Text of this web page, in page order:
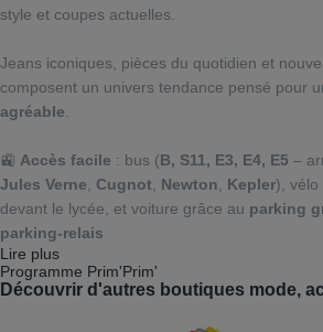
style et coupes actuelles.
Jeans iconiques, pièces du quotidien et
composent un univers tendance pensé pour
agréable
🚉 Accès facile : bus (B, S11, E3, E4, E5 –
Jules Verne
Cugnot Newton Kepler), vélo
devant le lycée, et voiture grâce au parking
parking‑relais
Lire plus
Programme Prim'Prim'
Découvrir d'autres boutiques mode,